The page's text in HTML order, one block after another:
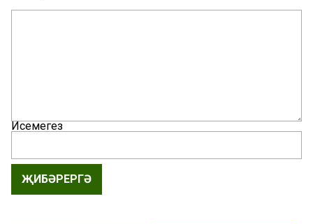
Исемегез
ҖИБӘРЕРГӘ